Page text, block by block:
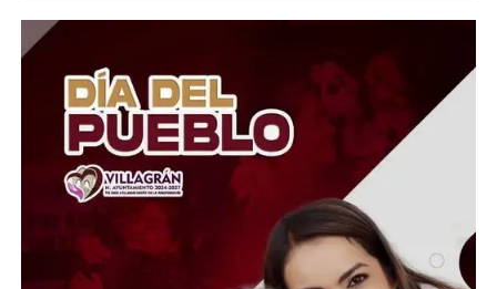
sobre la carpeta asfáltica. Las labores se extendieron
durante varias horas debido al riesgo que representaba
el material derramado.
Aunque las autoridades informaron que los ocupantes
lograron salir a tiempo y no se reportaron víctimas
mortales, el accidente provocó kilómetros de filas y
severas afectaciones viales en una de las autopistas más
importantes del Valle de México. La circulación
comenzó a restablecerse de manera parcial una vez
controlada la emergencia.